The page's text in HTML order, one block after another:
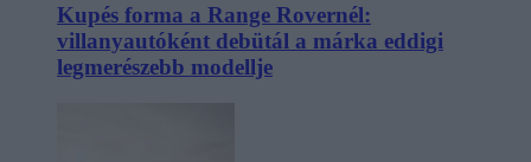
Kupés forma a Range Rovernél:
villanyautóként debütál a márka eddigi
legmerészebb modellje